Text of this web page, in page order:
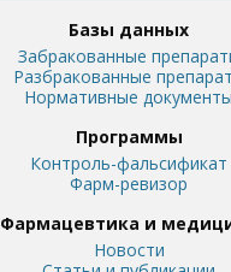
Базы данных
Забракованные
Разбракованные
Нормативные документы
Программы
Контроль-фальсификат
Фарм-ревизор
Фармацевтика и
Новости